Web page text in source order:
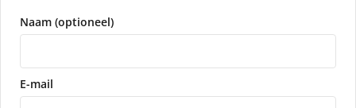
Naam (optioneel)
E-mail